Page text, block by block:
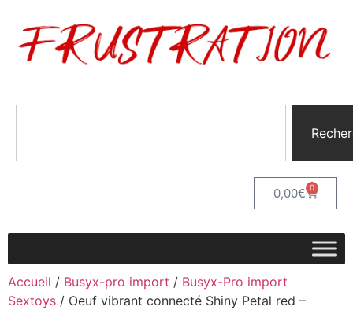
0,00€ 0
Accueil / Busyx-pro import / Busyx-Pro import
Sextoys / Oeuf vibrant connecté Shiny Petal red –